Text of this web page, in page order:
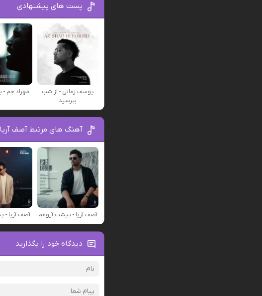
پست های پیشنهادی
یوسف زمانی - از شب
بپرسید
مهراد جم
آهنگ های مرتبط آصف
آصف آریا - پیشت آرومم آصف آریا -
دیدگاه خود را بگذارید